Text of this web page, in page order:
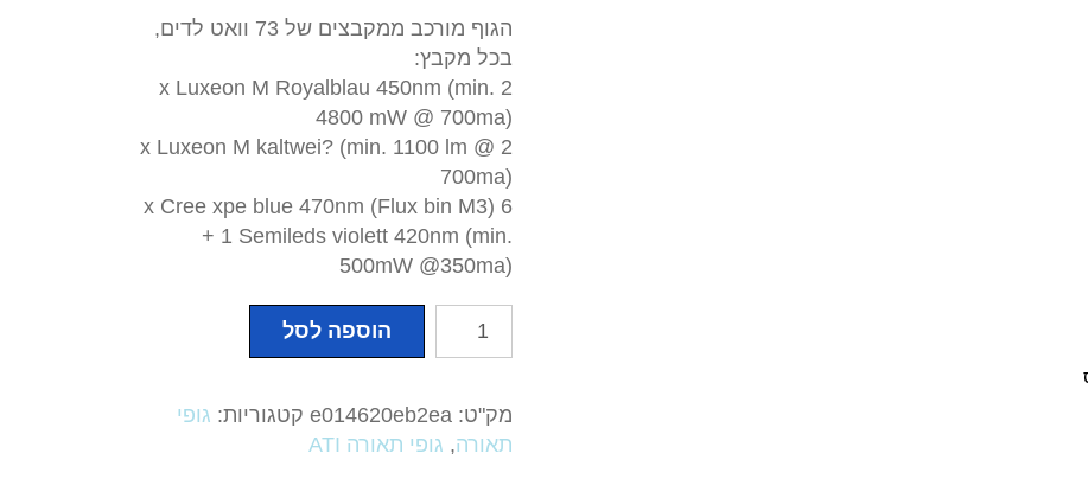
הגוף מורכב ממקבצים של 73 וואט לדים,
בכל מקבץ:
2 x Luxeon M Royalblau 450nm (min.
4800 mW @ 700ma)
2 x Luxeon M kaltwei? (min. 1100 lm @
700ma)
6 x Cree xpe blue 470nm (Flux bin M3)
+ 1 Semileds violett 420nm (min.
500mW @350ma)
כמות
לד
מקצועית
הוספה לסל
מק"ט: e014620eb2ea קטגוריות: גופי
תאורה, גופי תאורה ATI